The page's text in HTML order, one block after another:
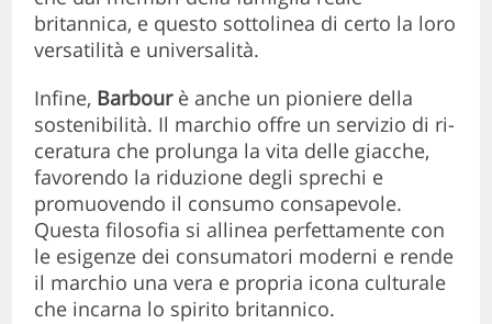
britannica, e questo sottolinea di certo la loro
versatilità e universalità.
Infine, Barbourè anche un pioniere della
sostenibilità. Il marchio offre un servizio di ri-
ceratura che prolunga la vita delle giacche,
favorendo la riduzione degli sprechi e
promuovendo il consumo consapevole.
Questa filosofia si allinea perfettamente con
le esigenze dei consumatori moderni e rende
il marchio una vera e propria icona culturale
che incarna lo spirito britannico.